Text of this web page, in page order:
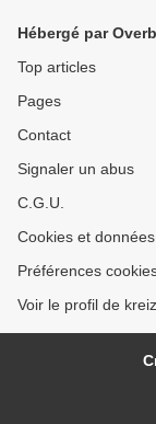
Hébergé par
Top articles
Pages
Contact
Signaler un abus
C.G.U.
Cookies et
Préférences
Voir le profil de